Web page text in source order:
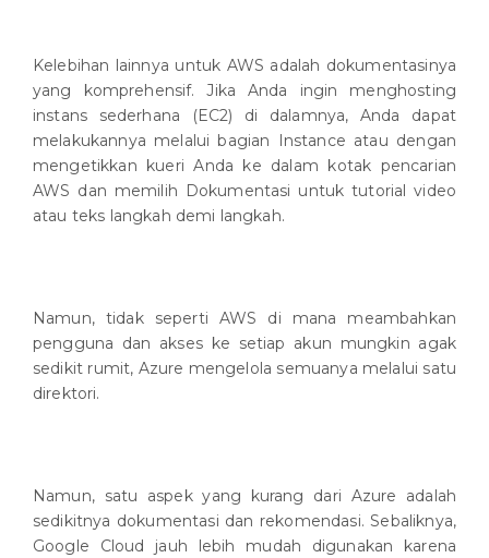
Kelebihan lainnya untuk AWS adalah dokumentasinya
yang komprehensif. Jika Anda ingin menghosting
instans sederhana (EC2) di dalamnya, Anda dapat
melakukannya melalui bagian Instance atau dengan
mengetikkan kueri Anda ke dalam kotak pencarian
AWS dan memilih Dokumentasi untuk tutorial video
atau teks langkah demi langkah.
Namun, tidak seperti AWS di mana meambahkan
pengguna dan akses ke setiap akun mungkin agak
sedikit rumit, Azure mengelola semuanya melalui satu
direktori.
Namun, satu aspek yang kurang dari Azure adalah
sedikitnya dokumentasi dan rekomendasi. Sebaliknya,
Google Cloud jauh lebih mudah digunakan karena